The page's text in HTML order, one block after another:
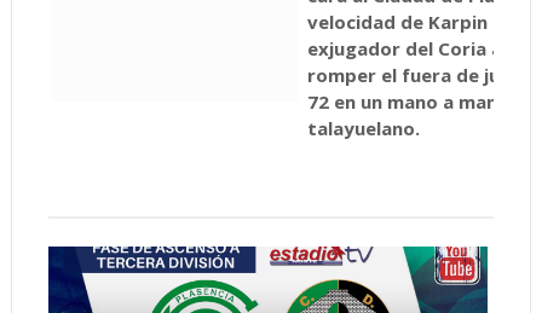
velocidad de Karpin
exjugador del Coria
romper el fuera de
72 en un mano a mano
talayuelano.